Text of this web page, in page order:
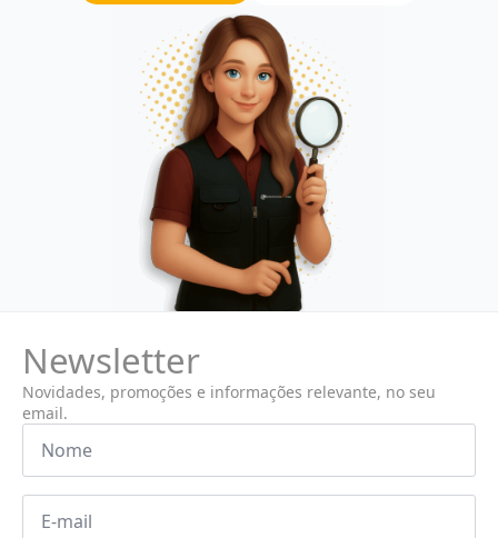
Newsletter
Novidades, promoções e informações relevante, no seu
email.
Nome
Email